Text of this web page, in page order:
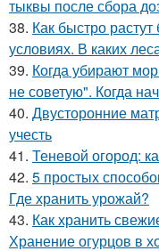
тыквы после сбора
38. Как быстро
условиях. В каких
39. Когда убирают
не советую". Когда
40. Двусторонние
учесть
41. Теневой огород:
42. 5 простых
Где хранить урожай?
43. Как хранить
Хранение огурцов в